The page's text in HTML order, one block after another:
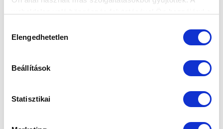
kiválasztása
Elengedhetetlen
Beállítások
Statisztikai